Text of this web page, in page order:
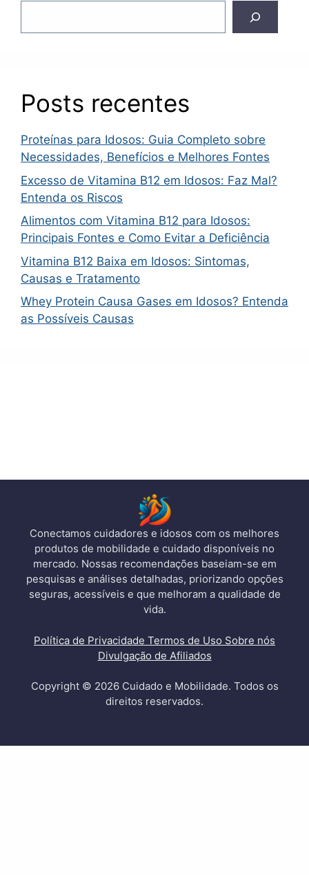
Posts recentes
Proteínas para Idosos: Guia Completo sobre
Necessidades, Benefícios e Melhores Fontes
Excesso de Vitamina B12 em Idosos: Faz Mal?
Entenda os Riscos
Alimentos com Vitamina B12 para Idosos:
Principais Fontes e Como Evitar a Deficiência
Vitamina B12 Baixa em Idosos: Sintomas,
Causas e Tratamento
Whey Protein Causa Gases em Idosos? Entenda
as Possíveis Causas
Conectamos cuidadores e idosos com os melhores
produtos de mobilidade e cuidado disponíveis no
mercado. Nossas recomendações baseiam-se em
pesquisas e análises detalhadas, priorizando opções
seguras, acessíveis e que melhoram a qualidade de
vida.
Política de Privacidade Termos de Uso Sobre nós
Divulgação de Afiliados
Copyright © 2026 Cuidado e Mobilidade. Todos os
direitos reservados.